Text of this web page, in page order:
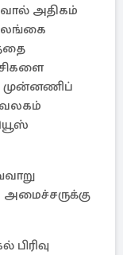
அதிகம்
முன்னணிப்
அமைச்சருக்கு